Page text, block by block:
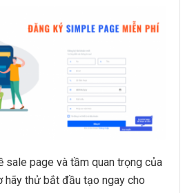
sale page và tầm quan trọng của
hãy thử bắt đầu tạo ngay cho